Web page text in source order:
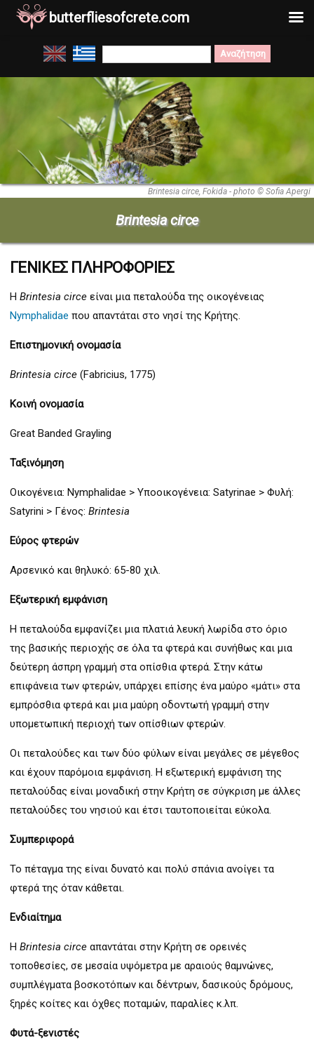
Μετάβαση
στο
Search
for:
Brintesia circe, Fokida - photo © Sofia Apergi
Brintesia circe
ΓΕΝΙΚΕΣ ΠΛΗΡΟΦΟΡΙΕΣ
Η Brintesia circeείναι μια πεταλούδα της οικογένειας
Nymphalidae που απαντάται στο νησί της Κρήτης.
Επιστημονική ονομασία
Brintesia circe(Fabricius, 1775)
Κοινή ονομασία
Great Banded Grayling
Ταξινόμηση
Οικογένεια: Nymphalidae > Υποοικογένεια: Satyrinae > Φυλή:
Satyrini > Γένος: Brintesia
Εύρος φτερών
Αρσενικό και θηλυκό: 65-80 χιλ.
Εξωτερική εμφάνιση
Η πεταλούδα εμφανίζει μια πλατιά λευκή λωρίδα στο όριο
της βασικής περιοχής σε όλα τα φτερά και συνήθως και μια
δεύτερη άσπρη γραμμή στα οπίσθια φτερά. Στην κάτω
επιφάνεια των φτερών, υπάρχει επίσης ένα μαύρο «μάτι» στα
εμπρόσθια φτερά και μια μαύρη οδοντωτή γραμμή στην
υπομετωπική περιοχή των οπίσθιων φτερών.
Οι πεταλούδες και των δύο φύλων είναι μεγάλες σε μέγεθος
και έχουν παρόμοια εμφάνιση. Η εξωτερική εμφάνιση της
πεταλούδας είναι μοναδική στην Κρήτη σε σύγκριση με άλλες
πεταλούδες του νησιού και έτσι ταυτοποιείται εύκολα.
Συμπεριφορά
Το πέταγμα της είναι δυνατό και πολύ σπάνια ανοίγει τα
φτερά της όταν κάθεται.
Ενδιαίτημα
Η Brintesia circeαπαντάται στην Κρήτη σε ορεινές
τοποθεσίες, σε μεσαία υψόμετρα με αραιούς θαμνώνες,
συμπλέγματα βοσκοτόπων και δέντρων, δασικούς δρόμους,
ξηρές κοίτες και όχθες ποταμών, παραλίες κ.λπ.
Φυτά-ξενιστές
butterfliesofcrete.com